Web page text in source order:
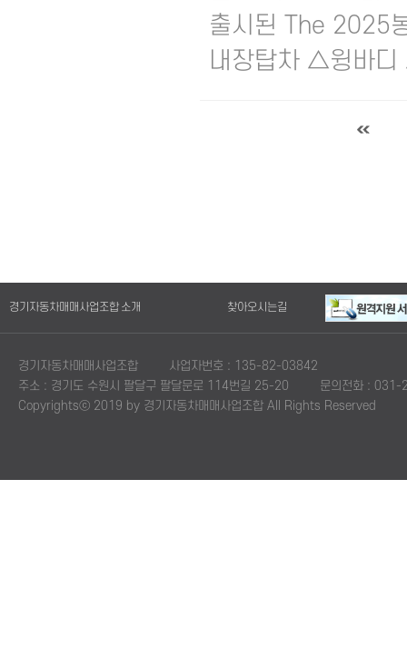
출시된 The 2025
내장탑차 △윙바
경기자동차매매사업조합 소개 찾아오시는길
경기자동차매매사업조합
사업자번호 : 135-82-03842
주소 : 경기도 수원시 팔달구 팔달문로 114번길 25-20
문의전화 :
Copyrightsⓒ 2019 by 경기자동차매매사업조합 All Rights Reserved